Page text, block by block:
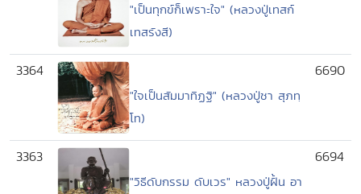
"เป็นทุกข์ก็เพราะใจ" (หลวงปู่เทสก์
เทสรังสี)
3364
"ใจเป็นสัมมาทิฏฐิ" (หลวงปู่ชา สุภทฺ
โท)
6690
3363
"วิธีดับกรรม ดับเวร" หลวงปู่ฝั้น อา
6694